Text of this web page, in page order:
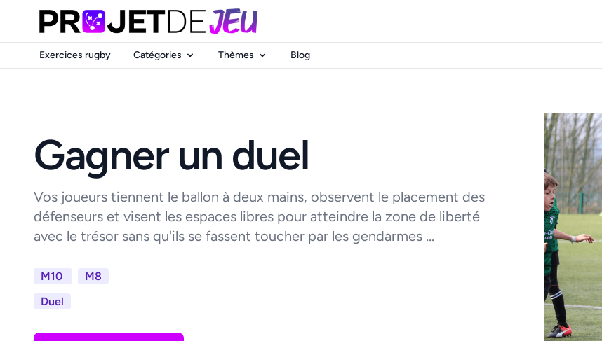
Exercices rugby Catégories Thèmes Blog
Gagner un duel
Vos joueurs tiennent le ballon à deux mains, observent le placement des
défenseurs et visent les espaces libres pour atteindre la zone de liberté
avec le trésor sans qu'ils se fassent toucher par les gendarmes ...
M10
M8
Duel